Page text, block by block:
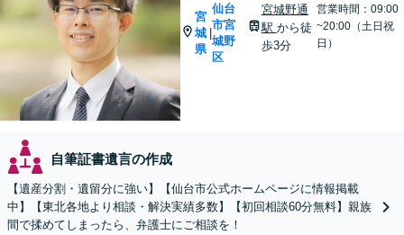
宮
城
県
仙台
市宮
城野
区
宮城野通
駅 から徒
歩3分
営業時間：09:00
~20:00（土日祝
日）
自筆証書遺言の作成
【遺産分割・遺留分に強い】【仙台市公式ホームページに情報掲載
中】【東北各地より相談・解決実績多数】【初回相談60分無料】親族
間で揉めてしまったら、弁護士にご相談を！